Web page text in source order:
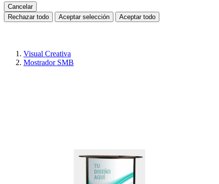
Cancelar
Rechazar todo
Aceptar selección Aceptar todo
Visual Creativa
Mostrador SMB